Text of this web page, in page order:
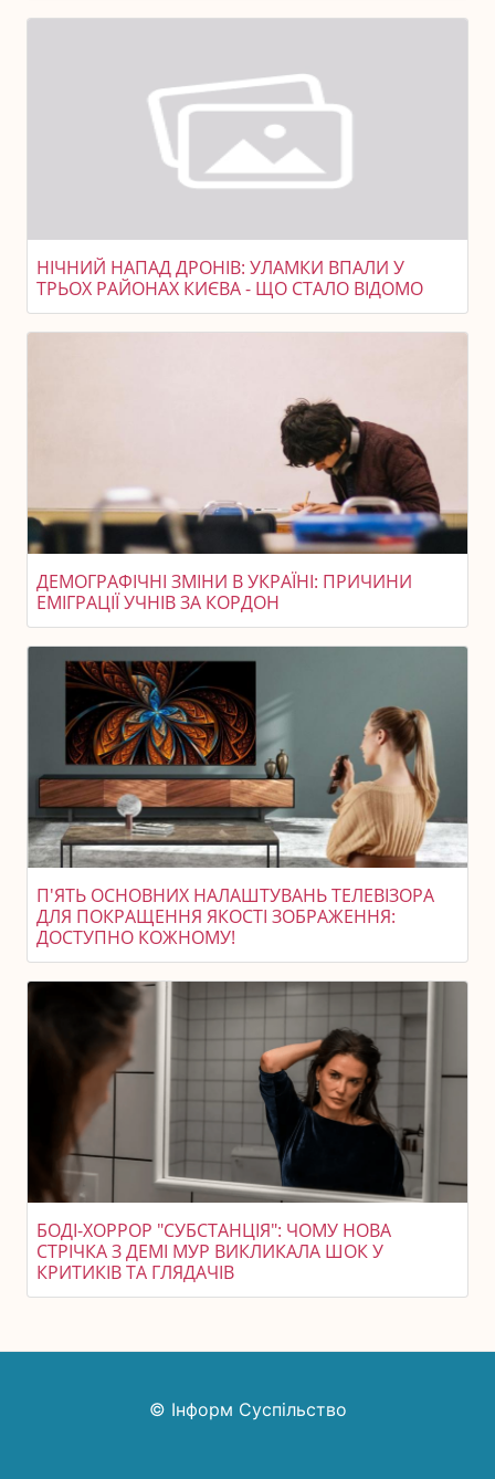
НІЧНИЙ НАПАД ДРОНІВ: УЛАМКИ ВПАЛИ У
ТРЬОХ РАЙОНАХ КИЄВА - ЩО СТАЛО ВІДОМО
ДЕМОГРАФІЧНІ ЗМІНИ В УКРАЇНІ: ПРИЧИНИ
ЕМІГРАЦІЇ УЧНІВ ЗА КОРДОН
П'ЯТЬ ОСНОВНИХ НАЛАШТУВАНЬ ТЕЛЕВІЗОРА
ДЛЯ ПОКРАЩЕННЯ ЯКОСТІ ЗОБРАЖЕННЯ:
ДОСТУПНО КОЖНОМУ!
БОДІ-ХОРРОР "СУБСТАНЦІЯ": ЧОМУ НОВА
СТРІЧКА З ДЕМІ МУР ВИКЛИКАЛА ШОК У
КРИТИКІВ ТА ГЛЯДАЧІВ
© Інформ Суспільство